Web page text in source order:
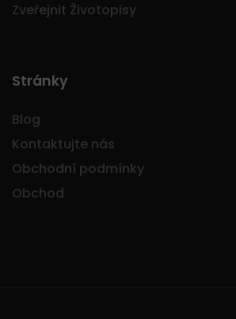
Zveřejnit Životopisy
Stránky
Blog
Kontaktujte nás
Obchodní podmínky
Obchod